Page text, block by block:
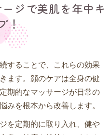
ジで美肌を年中キ
！
することで、これらの効果
ます。顔のケアは全身の健
期的なマッサージが日常の
みを根本から改善します。
を定期的に取り入れ、健や